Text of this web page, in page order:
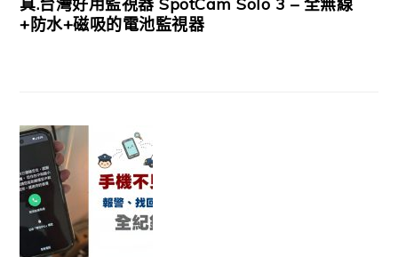
+防水+磁吸的電池監視器